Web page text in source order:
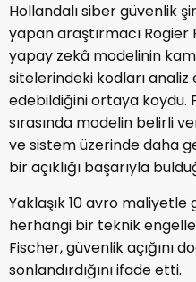
Hollandalı siber güvenlik
yapan araştırmacı
yapay zekâ modelinin
sitelerindeki kodları analiz
edebildiğini ortaya koydu.
sırasında modelin belirli
ve sistem üzerinde daha
bir açıklığı başarıyla
Yaklaşık 10 avro
herhangi bir teknik engelle
Fischer, güvenlik açığını
sonlandırdığını ifade etti.